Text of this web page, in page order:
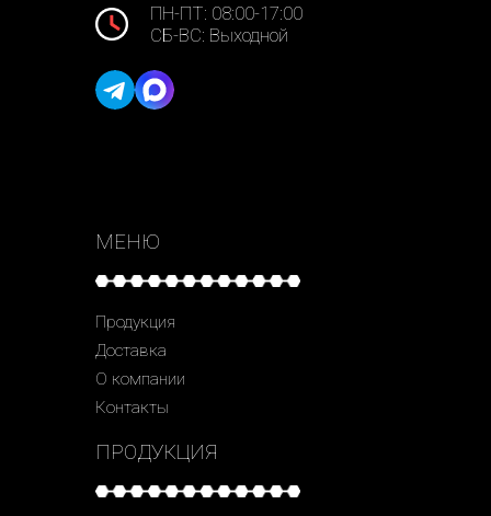
ПН-ПТ: 08:00-17:00
СБ-ВС: Выходной
МЕНЮ
Продукция
Доставка
О компании
Контакты
ПРОДУКЦИЯ